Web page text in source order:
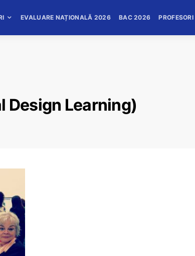
EVALUARE NAȚIONALĂ 2026 BAC 2026 PROFESORI
Design Learning)